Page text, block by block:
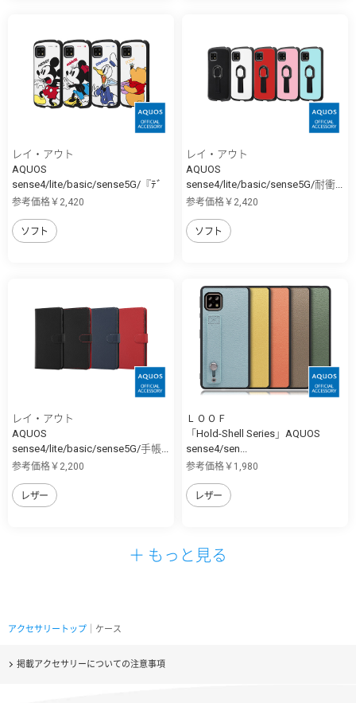
レイ・アウト
AQUOS
sense4/lite/basic/sense5G/『ﾃﾞ
ｨ...
参考価格￥2,420
ソフト
レイ・アウト
AQUOS
sense4/lite/basic/sense5G/耐衝...
参考価格￥2,420
ソフト
レイ・アウト
AQUOS
sense4/lite/basic/sense5G/手帳...
参考価格￥2,200
レザー
ＬＯＯＦ
「Hold-Shell Series」AQUOS
sense4/sen...
参考価格￥1,980
レザー
＋ もっと見る
アクセサリートップ ｜ケース
掲載アクセサリーについての注意事項